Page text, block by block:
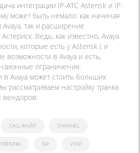
интеграции IP-АТС Asterisk и IP-
может быть немало: как начиная
так и расширение
Ведь, как известно, Avaya
которые есть у Asterisk ( и
возможности в Avaya и есть,
ограничения:
Avaya может стоить больших
рассматриваем настройку транка
вендоров.
CALL-ФАЙЛ CHANNEL
FREEPBX SIP VOIP